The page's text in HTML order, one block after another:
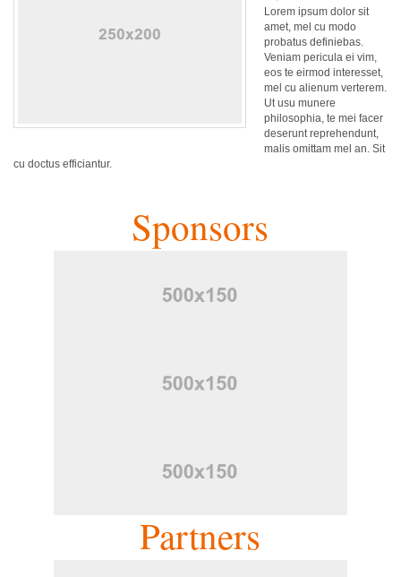
Lorem ipsum dolor sit
amet, mel cu modo
probatus definiebas.
Veniam pericula ei vim,
eos te eirmod interesset,
mel cu alienum verterem.
Ut usu munere
philosophia, te mei facer
deserunt reprehendunt,
malis omittam mel an. Sit
cu doctus efficiantur.
Sponsors
Partners